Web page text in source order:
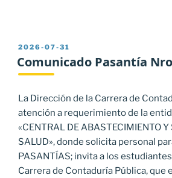
PUBLICADO
EL
2026-07-31
Comunicado Pasantía
La Dirección de la Carrera de
atención a requerimiento de la
«CENTRAL DE ABASTECIMIENTO
SALUD», donde solicita personal
PASANTÍAS; invita a los
Carrera de Contaduría Pública, que